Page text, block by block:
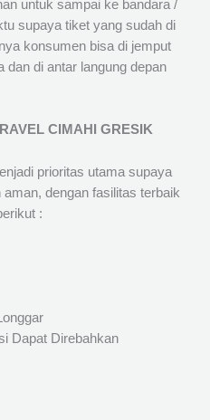
untuk sampai ke bandara /
supaya tiket yang sudah di
konsumen bisa di jemput
dan di antar langung depan
CIMAHI GRESIK
prioritas utama supaya
dengan fasilitas terbaik
:
Dapat Direbahkan